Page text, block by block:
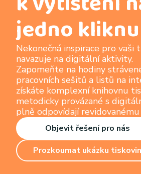
jedno
Nekonečná inspirace pro vaši
navazuje na digitální aktivity.
Zapomeňte na hodiny
pracovních sešitů a listů na
získáte komplexní knihovnu
metodicky provázané s
plně odpovídají revidovanému
Objevit řešení pro nás
Prozkoumat ukázku tiskovin